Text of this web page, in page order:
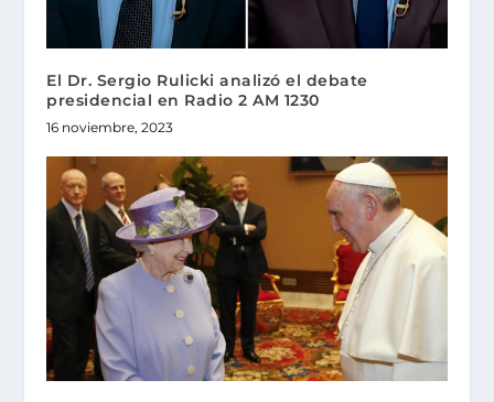
El Dr. Sergio Rulicki analizó el debate
presidencial en Radio 2 AM 1230
16 noviembre, 2023